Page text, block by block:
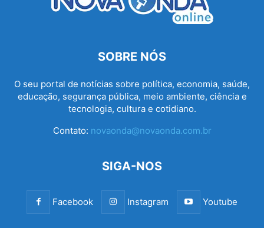
SOBRE NÓS
O seu portal de notícias sobre política, economia, saúde,
educação, segurança pública, meio ambiente, ciência e
tecnologia, cultura e cotidiano.
Contato: novaonda@novaonda.com.br
SIGA-NOS
Facebook Instagram Youtube